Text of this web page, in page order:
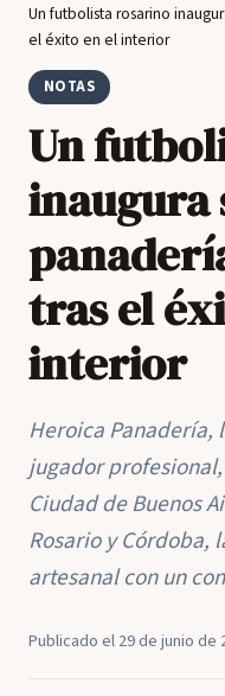
Un futbolista rosarino
el éxito en el interior
NOTAS
Un
inaugura
tras el
interior
Heroica Panadería,
jugador
Ciudad de Buenos
Rosario y
artesanal con un
Publicado el 29 de junio de